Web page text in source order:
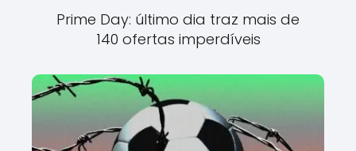
Prime Day: último dia traz mais de
140 ofertas imperdíveis